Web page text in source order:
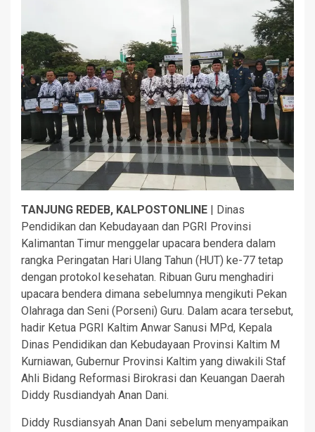
TANJUNG REDEB, KALPOSTONLINE | Dinas
Pendidikan dan Kebudayaan dan PGRI Provinsi
Kalimantan Timur menggelar upacara bendera dalam
rangka Peringatan Hari Ulang Tahun (HUT) ke-77 tetap
dengan protokol kesehatan. Ribuan Guru menghadiri
upacara bendera dimana sebelumnya mengikuti Pekan
Olahraga dan Seni (Porseni) Guru. Dalam acara tersebut,
hadir Ketua PGRI Kaltim Anwar Sanusi MPd, Kepala
Dinas Pendidikan dan Kebudayaan Provinsi Kaltim M
Kurniawan, Gubernur Provinsi Kaltim yang diwakili Staf
Ahli Bidang Reformasi Birokrasi dan Keuangan Daerah
Diddy Rusdiandyah Anan Dani.
Diddy Rusdiansyah Anan Dani sebelum menyampaikan